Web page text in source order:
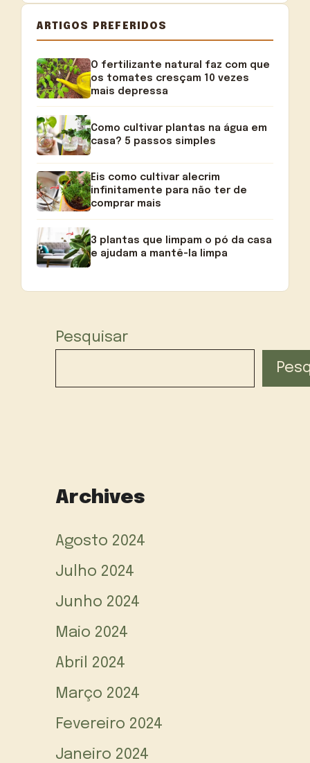
ARTIGOS PREFERIDOS
O fertilizante natural faz com que
os tomates cresçam 10 vezes
mais depressa
Como cultivar plantas na água em
casa? 5 passos simples
Eis como cultivar alecrim
infinitamente para não ter de
comprar mais
3 plantas que limpam o pó da casa
e ajudam a mantê-la limpa
Pesquisar
Archives
Agosto 2024
Julho 2024
Junho 2024
Maio 2024
Abril 2024
Março 2024
Fevereiro 2024
Janeiro 2024